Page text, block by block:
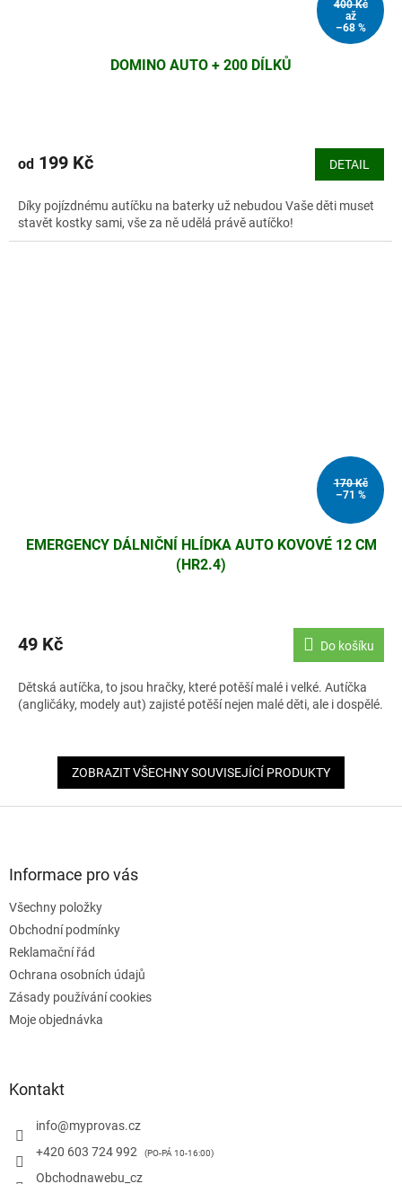
400 Kč
až
–68 %
DOMINO AUTO + 200 DÍLKŮ
produktu
z
5
hvězdiček.
od 199 Kč DETAIL
Díky pojízdnému autíčku na baterky už nebudou Vaše děti muset
stavět kostky sami, vše za ně udělá právě autíčko!
170 Kč
–71 %
EMERGENCY DÁLNIČNÍ HLÍDKA AUTO KOVOVÉ 12 CM
(HR2.4)
49 Kč Do košíku
Dětská autíčka, to jsou hračky, které potěší malé i velké. Autíčka
(angličáky, modely aut) zajisté potěší nejen malé děti, ale i dospělé.
ZOBRAZIT VŠECHNY SOUVISEJÍCÍ PRODUKTY
Informace pro vás
Všechny položky
Obchodní podmínky
Reklamační řád
Ochrana osobních údajů
Zásady používání cookies
Moje objednávka
Kontakt
info@myprovas.cz
+420 603 724 992
Obchodnawebu_cz